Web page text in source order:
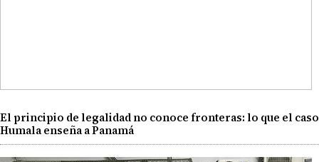
El principio de legalidad no conoce fronteras: lo que el caso
Humala enseña a Panamá